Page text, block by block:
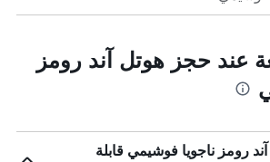
عند حجز هوتل آند رومز
رومز ناجويا فوشيمي قابلة